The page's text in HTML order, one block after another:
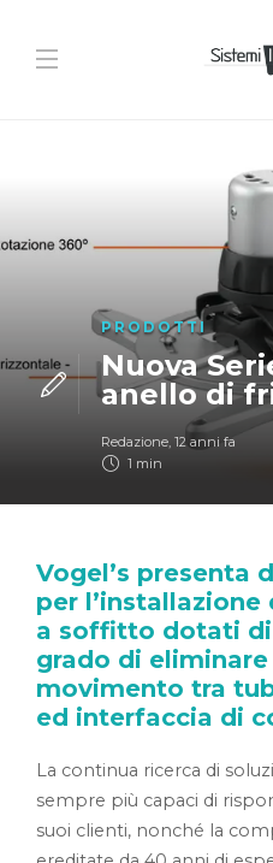
PRODOTTI
Nuova
anello di
Redazione, 12 anni fa
1 min
Vogel’s presenta
per
a soffitto dotati di
grado di
movimento tra
ed interfaccia di
La continua ricerca di
sempre più capaci di
suoi clienti, nonché la